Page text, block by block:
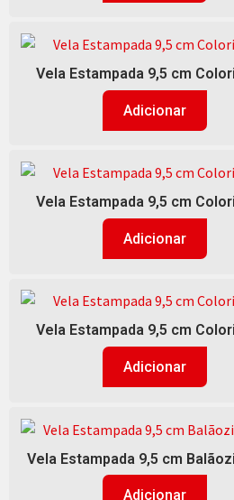
Vela Estampada 9,5 cm
Adicionar
Vela Estampada 9,5 cm
Adicionar
Vela Estampada 9,5 cm
Adicionar
Vela Estampada 9,5 cm
Adicionar